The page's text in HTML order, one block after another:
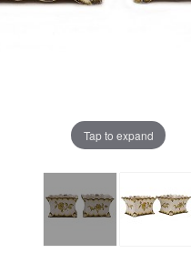
Tap to expand